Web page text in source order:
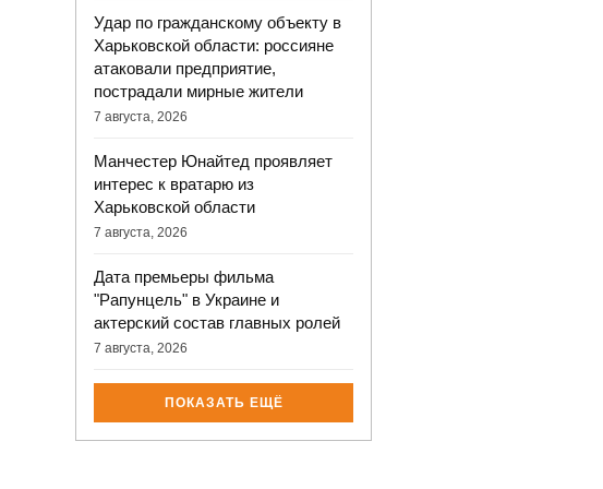
Удар по гражданскому объекту в
Харьковской области: россияне
атаковали предприятие,
пострадали мирные жители
7 августа, 2026
Манчестер Юнайтед проявляет
интерес к вратарю из
Харьковской области
7 августа, 2026
Дата премьеры фильма
"Рапунцель" в Украине и
актерский состав главных ролей
7 августа, 2026
ПОКАЗАТЬ ЕЩЁ